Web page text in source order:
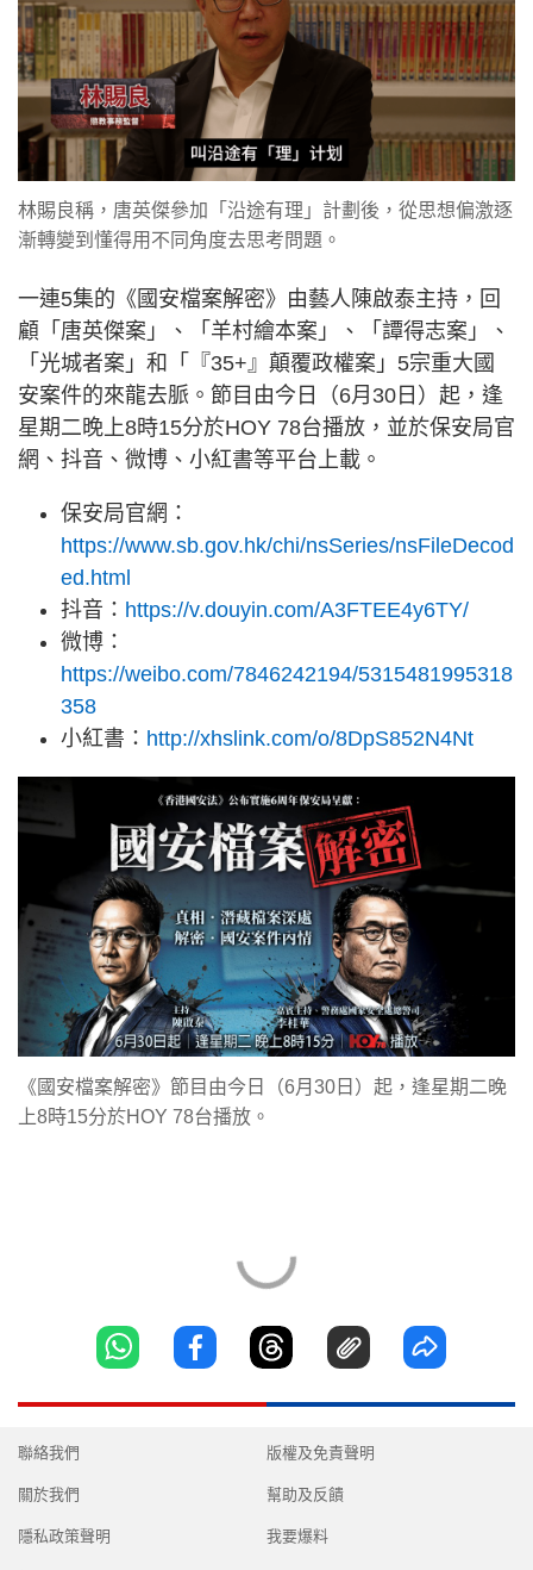
林賜良稱，唐英傑參加「沿途有理」計劃後，從思想偏激逐
漸轉變到懂得用不同角度去思考問題。
一連5集的《國安檔案解密》由藝人陳啟泰主持，回
顧「唐英傑案」、「羊村繪本案」、「譚得志案」、
「光城者案」和「『35+』顛覆政權案」5宗重大國
安案件的來龍去脈。節目由今日（6月30日）起，逢
星期二晚上8時15分於HOY 78台播放，並於保安局官
網、抖音、微博、小紅書等平台上載。
保安局官網：
https://www.sb.gov.hk/chi/nsSeries/nsFileDecod
ed.html
抖音： https://v.douyin.com/A3FTEE4y6TY/
微博：
https://weibo.com/7846242194/5315481995318
358
小紅書： http://xhslink.com/o/8DpS852N4Nt
《國安檔案解密》節目由今日（6月30日）起，逢星期二晚
上8時15分於HOY 78台播放。
聯絡我們
關於我們
隱私政策聲明
版權及免責聲明
幫助及反饋
我要爆料